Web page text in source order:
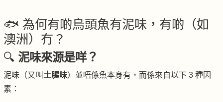
🐟 為何有啲烏頭魚有泥味，有啲（如
澳洲）冇？
🔍 泥味來源是咩？
泥味（又叫土腥味）並唔係魚本身有，而係來自以下 3 種因
素：